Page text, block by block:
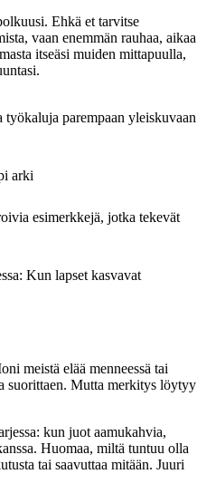
Ehkä et tarvitse
vaan enemmän rauhaa, aikaa
itseäsi muiden mittapuulla,
parempaan yleiskuvaan
arki
esimerkkejä, jotka tekevät
Kun lapset kasvavat
meistä elää menneessä tai
suorittaen. Mutta merkitys löytyy
kun juot aamukahvia,
Huomaa, miltä tuntuu olla
tai saavuttaa mitään. Juuri